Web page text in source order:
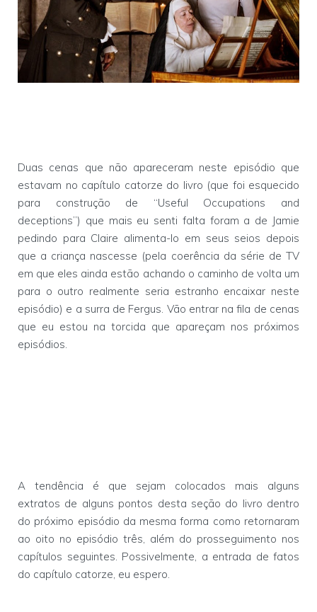
Duas cenas que não apareceram neste episódio que
estavam no capítulo catorze do livro (que foi esquecido
para construção de “Useful Occupations and
deceptions”) que mais eu senti falta foram a de Jamie
pedindo para Claire alimenta-lo em seus seios depois
que a criança nascesse (pela coerência da série de TV
em que eles ainda estão achando o caminho de volta um
para o outro realmente seria estranho encaixar neste
episódio) e a surra de Fergus. Vão entrar na fila de cenas
que eu estou na torcida que apareçam nos próximos
episódios.
A tendência é que sejam colocados mais alguns
extratos de alguns pontos desta seção do livro dentro
do próximo episódio da mesma forma como retornaram
ao oito no episódio três, além do prosseguimento nos
capítulos seguintes. Possivelmente, a entrada de fatos
do capítulo catorze, eu espero.